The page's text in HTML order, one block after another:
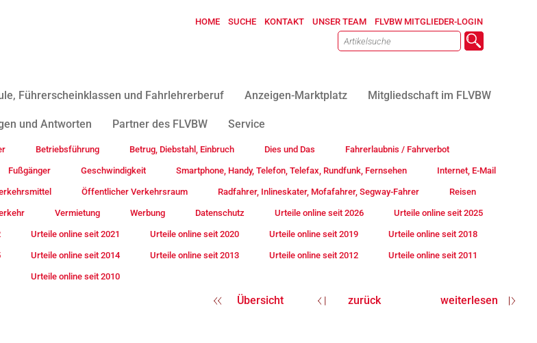
HOME SUCHE KONTAKT UNSER TEAM FLVBW MITGLIEDER-LOGIN
Führerscheinklassen und Fahrlehrerberuf Anzeigen-Marktplatz Mitgliedschaft im FLVBW
und Antworten Partner des FLVBW Service
Betriebsführung Betrug, Diebstahl, Einbruch Dies und Das Fahrerlaubnis / Fahrverbot
Fußgänger Geschwindigkeit Smartphone, Handy, Telefon, Telefax, Rundfunk, Fernsehen Internet, E-Mail
Öffentlicher Verkehrsraum Radfahrer, Inlineskater, Mofafahrer, Segway-Fahrer Reisen
Vermietung Werbung Datenschutz Urteile online seit 2026 Urteile online seit 2025
Urteile online seit 2021 Urteile online seit 2020 Urteile online seit 2019 Urteile online seit 2018
Urteile online seit 2014 Urteile online seit 2013 Urteile online seit 2012 Urteile online seit 2011
Urteile online seit 2010
Übersicht zurück weiterlesen